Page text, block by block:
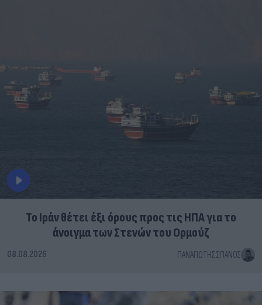
Το Ιράν θέτει έξι όρους προς τις ΗΠΑ για το
άνοιγμα των Στενών του Ορμούζ
08.08.2026 ΠΑΝΑΓΙΏΤΗΣ ΣΠΑΝΌΣ